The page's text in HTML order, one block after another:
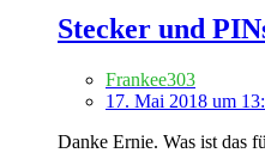
Stecker und
Frankee303
17. Mai 2018 um
Danke Ernie. Was ist das